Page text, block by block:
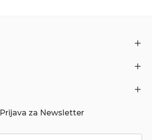
Prijava za Newsletter